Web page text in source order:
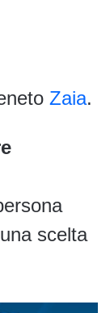
Zaia.
scelta